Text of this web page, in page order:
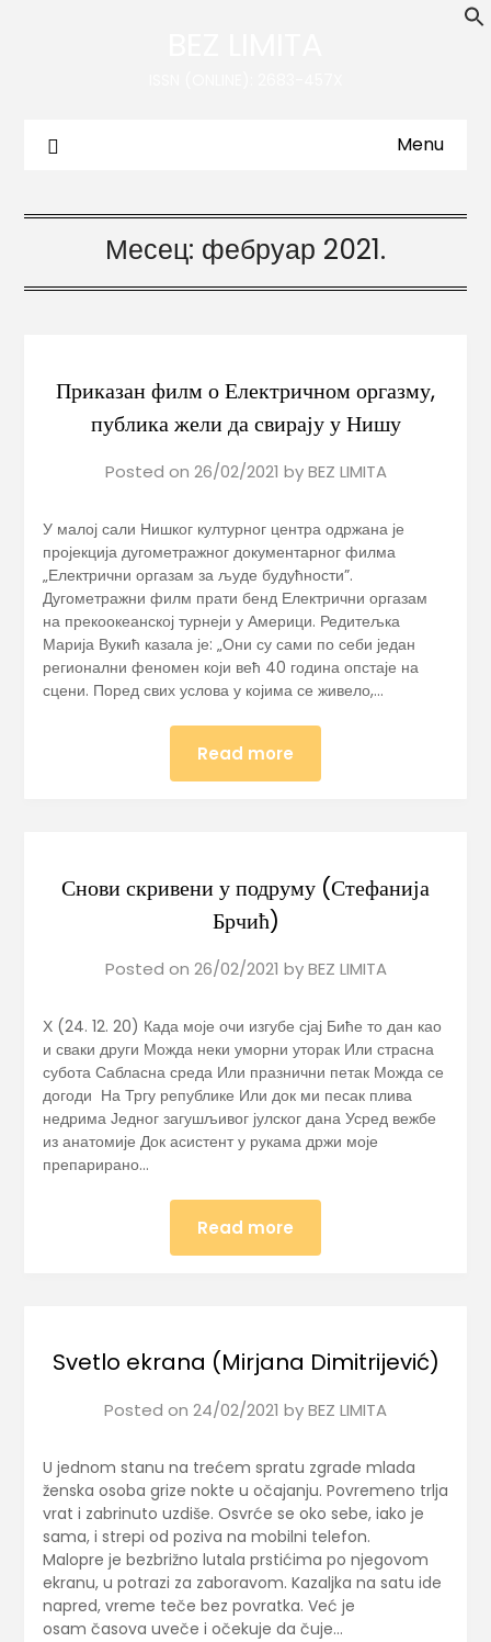
Menu
Месец: фебруар 2021.
Приказан филм о Електричном оргазму,
публика жели да свирају у Нишу
Posted on 26/02/2021 byBEZ LIMITA
У малој сали Нишког културног центра одржана је
пројекција дугометражног документарног филма
„Електрични оргазам за људе будућности”.
Дугометражни филм прати бенд Електрични оргазам
на прекоокеанској турнеји у Америци. Редитељка
Марија Вукић казала је: „Они су сами по себи један
регионални феномен који већ 40 година опстаје на
сцени. Поред свих услова у којима се живело,…
Read more
Снови скривени у подруму (Стефанија
Брчић)
Posted on 26/02/2021 byBEZ LIMITA
Х (24. 12. 20) Када моје очи изгубе сјај Биће то дан као
и сваки други Можда неки уморни уторак Или страсна
субота Сабласна среда Или празнични петак Можда се
догоди На Тргу републике Или док ми песак плива
недрима Једног загушљивог јулског дана Усред вежбе
из анатомије Док асистент у рукама држи моје
препарирано…
Read more
Svetlo ekrana (Mirjana Dimitrijević)
Posted on 24/02/2021 byBEZ LIMITA
U jednom stanu na trećem spratu zgrade mlada
ženska osoba grize nokte u očajanju. Povremeno trlja
vrat i zabrinuto uzdiše. Osvrće se oko sebe, iako je
sama, i strepi od poziva na mobilni telefon.
Malopre je bezbrižno lutala prstićima po njegovom
ekranu, u potrazi za zaboravom. Kazaljka na satu ide
napred, vreme teče bez povratka. Već je
osam časova uveče i očekuje da čuje…